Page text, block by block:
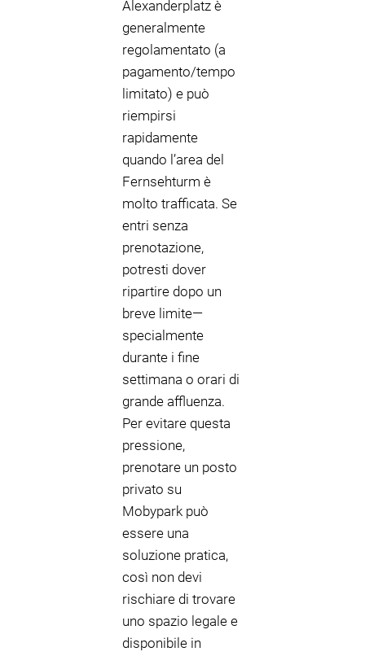
Alexanderplatz è
generalmente
regolamentato (a
pagamento/tempo
limitato) e può
riempirsi
rapidamente
quando l’area del
Fernsehturm è
molto trafficata. Se
entri senza
prenotazione,
potresti dover
ripartire dopo un
breve limite—
specialmente
durante i fine
settimana o orari di
grande affluenza.
Per evitare questa
pressione,
prenotare un posto
privato su
Mobypark può
essere una
soluzione pratica,
così non devi
rischiare di trovare
uno spazio legale e
disponibile in